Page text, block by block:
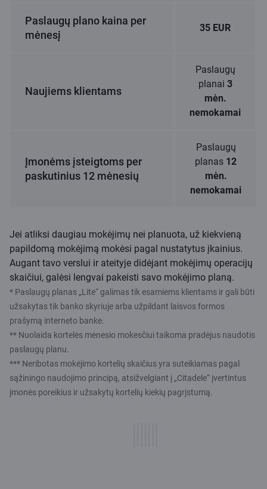
Paslaugų plano kaina per
mėnesį
35 EUR
Naujiems klientams
Paslaugų
planai 3
mėn.
nemokamai
Įmonėms įsteigtoms per
paskutinius 12 mėnesių
Paslaugų
planas 12
mėn.
nemokamai
Jei atliksi daugiau mokėjimų nei planuota, už kiekvieną
papildomą mokėjimą mokėsi pagal nustatytus įkainius.
Augant tavo verslui ir ateityje didėjant mokėjimų operacijų
skaičiui, galėsi lengvai pakeisti savo mokėjimo planą.
* Paslaugų planas „Lite“ galimas tik esamiems klientams ir gali būti
užsakytas tik banko skyriuje arba užpildant laisvos formos
prašymą interneto banke.
** Nuolaida kortelės mėnesio mokesčiui taikoma pradėjus naudotis
paslaugų planu.
*** Neribotas mokėjimo kortelių skaičius yra suteikiamas pagal
sąžiningo naudojimo principą, atsižvelgiant į „Citadele“ įvertintus
įmonės poreikius ir užsakytų kortelių kiekių pagrįstumą.